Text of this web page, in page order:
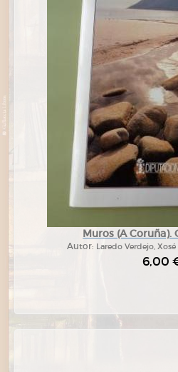
Muros (A Coruña).
Autor: Laredo Verdejo,
6,00